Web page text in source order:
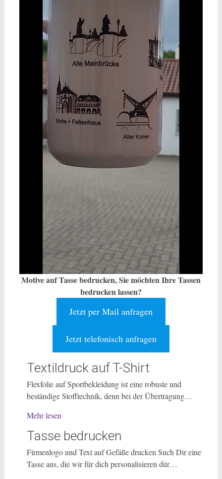
Motive auf Tasse bedrucken, Sie möchten Ihre Tassen
bedrucken lassen?
Jetzt per Mail anfragen
Jetzt telefonisch anfragen
Textildruck auf T-Shirt
Flexfolie auf Sportbekleidung ist eine robuste und
beständige Stofftechnik, denn bei der Übertragung…
Mehr lesen
Tasse bedrucken
Firmenlogo und Text auf Gefäße drucken Such Dir eine
Tasse aus, die wir für dich personalisieren dür…